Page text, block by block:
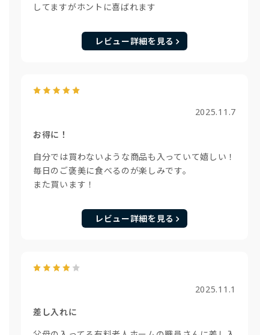
してますがホントに喜ばれます
レビュー詳細を見る
2025.11.7
お得に！
自分では買わないような商品も入っていて嬉しい！
毎日のご褒美に食べるのが楽しみです。
また買います！
レビュー詳細を見る
2025.11.1
差し入れに